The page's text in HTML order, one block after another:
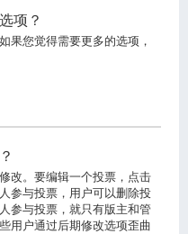
项？
果您觉得需要更多的选项，
改。要编辑一个投票，点击
参与投票，用户可以删除投
参与投票，就只有版主和管
用户通过后期修改选项歪曲